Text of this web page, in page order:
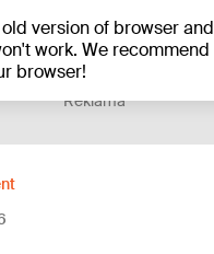
version of browser and
work. We recommend
browser!
°C
Reklāma